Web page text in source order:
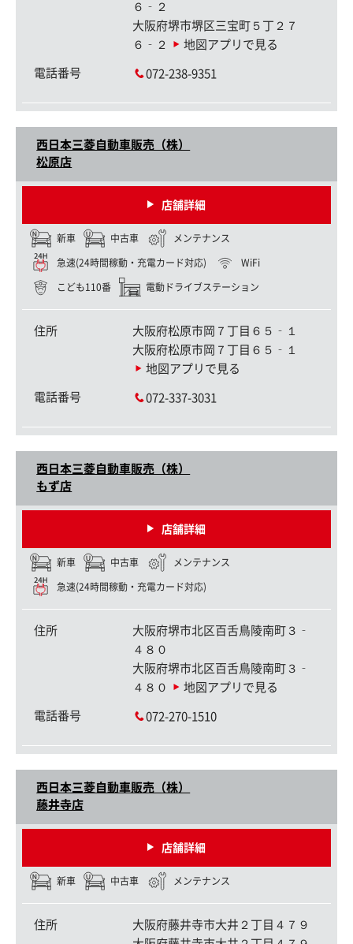
６‐２
大阪府堺市堺区三宝町５丁２７
６‐２
地図アプリで見る
電話番号 072-238-9351
西日本三菱自動車販売（株）
松原店
店舗詳細
新車 中古車 メンテナンス
急速(24時間稼動・充電カード対応) WiFi
こども110番 電動ドライブステーション
住所
大阪府松原市岡７丁目６５‐１
大阪府松原市岡７丁目６５‐１
地図アプリで見る
電話番号 072-337-3031
西日本三菱自動車販売（株）
もず店
店舗詳細
新車 中古車 メンテナンス
急速(24時間稼動・充電カード対応)
住所
大阪府堺市北区百舌鳥陵南町３‐
４８０
大阪府堺市北区百舌鳥陵南町３‐
４８０
地図アプリで見る
電話番号 072-270-1510
西日本三菱自動車販売（株）
藤井寺店
店舗詳細
新車 中古車 メンテナンス
住所
大阪府藤井寺市大井２丁目４７９